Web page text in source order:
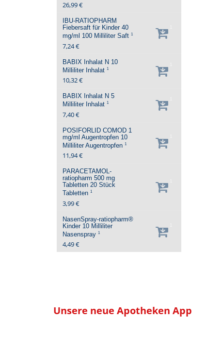
26,99 €
IBU-RATIOPHARM
Fiebersaft für Kinder 40
mg/ml 100 MilliliterSaft 1
7,24 €
BABIX Inhalat N 10
Milliliter Inhalat 1
10,32 €
BABIX Inhalat N5
Milliliter Inhalat 1
7,40 €
POSIFORLID COMOD 1
mg/ml Augentropfen 10
MilliliterAugentropfen 1
11,94 €
PARACETAMOL-
ratiopharm 500 mg
Tabletten20 Stück
Tabletten 1
3,99 €
NasenSpray-ratiopharm®
Kinder 10 Milliliter
Nasenspray 1
4,49 €
Unsere neue Apotheken App